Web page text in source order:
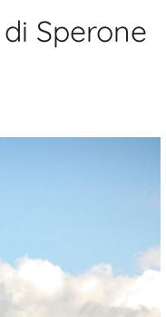
Sperone